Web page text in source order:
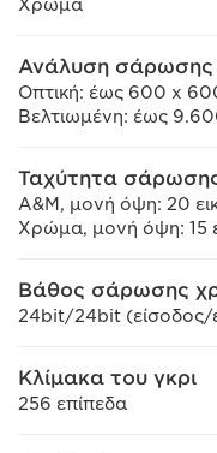
Χρώμα
Ανάλυση σάρωσης
Οπτική: έως 600 x
Βελτιωμένη: έως
Ταχύτητα
Α&Μ, μονή όψη: 20
Χρώμα, μονή όψη: 15
Βάθος σάρωσης
24bit/24bit (είσοδος/
Κλίμακα του γκρι
256 επίπεδα